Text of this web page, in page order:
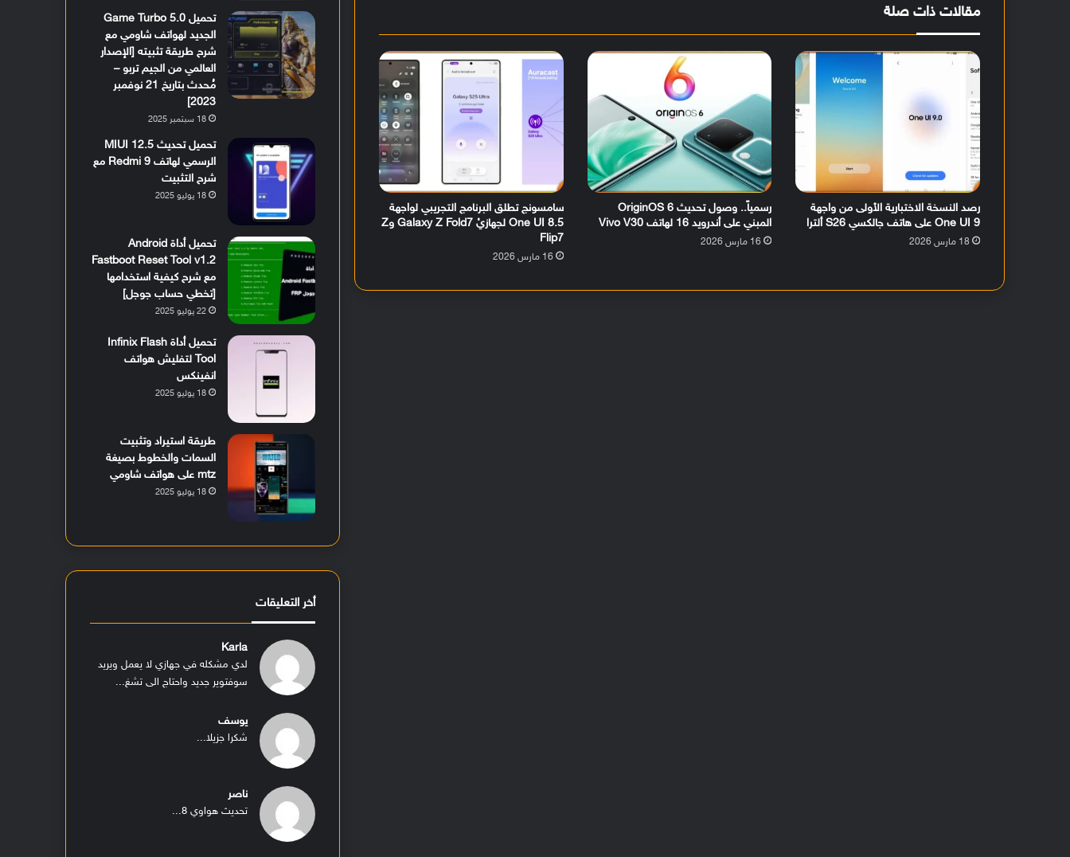
مقالات ذات صلة
رصد النسخة الاختبارية الأولى من واجهة
One UI 9 على هاتف جالكسي S26 ألترا
18 مارس 2026
رسمياً.. وصول تحديث OriginOS 6
المبني على أندرويد 16 لهاتف Vivo V30
16 مارس 2026
سامسونج تطلق البرنامج التجريبي لواجهة
One UI 8.5 لجهازيْ Galaxy Z Fold7 وZ
Flip7
16 مارس 2026
تحميل Game Turbo 5.0
الجديد لهواتف شاومي مع
شرح طريقة تثبيته [الإصدار
العالمي من الجيم تربو –
مُحدث بتاريخ 21 نوفمبر
2023]
18 سبتمبر 2025
تحميل تحديث MIUI 12.5
الرسمي لهاتف Redmi 9 مع
شرح التثبيت
18 يوليو 2025
تحميل أداة Android
Fastboot Reset Tool v1.2
مع شرح كيفية استخدامها
[تخطي حساب جوجل]
22 يوليو 2025
تحميل أداة Infinix Flash
Tool لتفليش هواتف
انفينكس
18 يوليو 2025
طريقة استيراد وتثبيت
السمات والخطوط بصيغة
mtz على هواتف شاومي
18 يوليو 2025
أخر التعليقات
Karla
لدي مشكله في جهازي لا يعمل ويريد
سوفتوير جديد واحتاج الى تشغ...
يوسف
شكرا جزيلا...
ناصر
تحديث هواوي 8...